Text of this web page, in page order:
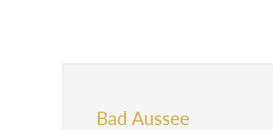
Bad Aussee